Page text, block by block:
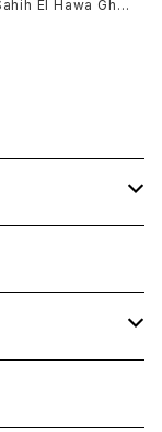
El Hawa Ghal